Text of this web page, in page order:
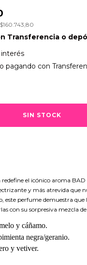
$160.743,80
Transferencia o
interés
pagando con
el icónico aroma
y más atrevida que
este perfume demuestra que
con su sorpresiva mezcla
y cáñamo.
negra/geranio.
y vetiver.